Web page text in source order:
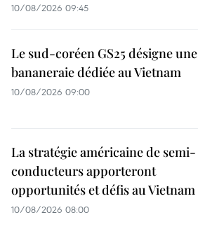
10/08/2026 09:45
Le sud-coréen GS25 désigne une
bananeraie dédiée au Vietnam
10/08/2026 09:00
La stratégie américaine de semi-
conducteurs apporteront
opportunités et défis au Vietnam
10/08/2026 08:00